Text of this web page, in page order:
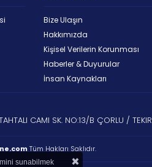
Bize Ulaşın
Hakkımızda
Kişisel Verilerin Korunması
Haberler & Duyurular
İnsan Kaynakları
CAMI SK. NO:13/B ÇORLU /
Tüm Hakları Saklıdır.
sunabilmek
×